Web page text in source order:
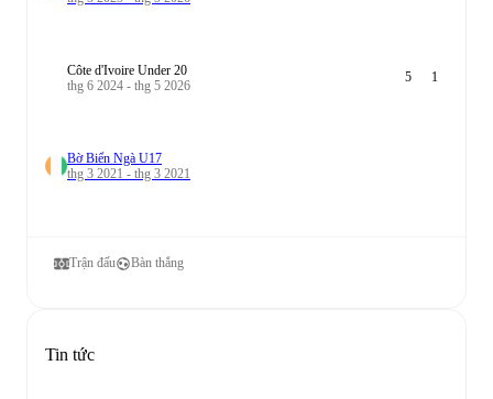
Côte d'Ivoire Under 20
thg 6 2024 - thg 5 2026
5 1
Bờ Biển Ngà U17
thg 3 2021 - thg 3 2021
Trận đấu Bàn thắng
Tin tức